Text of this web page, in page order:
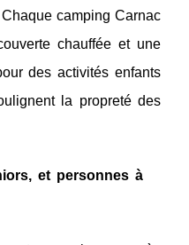
camping Carnac
chauffée et une
des activités enfants
la propreté des
et personnes à